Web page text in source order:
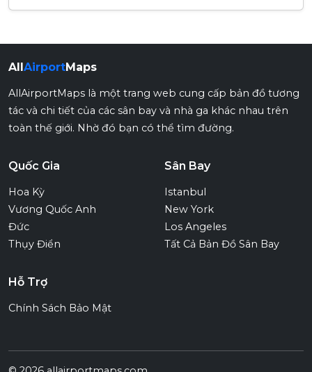
All AirportMaps
AllAirportMaps là một trang web cung cấp bản đồ tương
tác và chi tiết của các sân bay và nhà ga khác nhau trên
toàn thế giới. Nhờ đó bạn có thể tìm đường.
Quốc Gia
Hoa Kỳ
Vương Quốc Anh
Đức
Thụy Điển
Sân Bay
Istanbul
New York
Los Angeles
Tất Cả Bản Đồ Sân Bay
Hỗ Trợ
Chính Sách Bảo Mật